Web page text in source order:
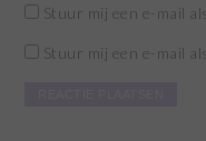
Stuur mij een e-mail
Stuur mij een e-mail